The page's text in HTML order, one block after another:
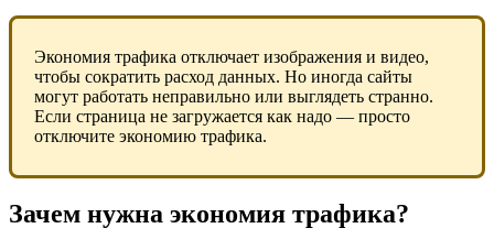
Экономия трафика отключает изображения и видео,
чтобы сократить расход данных. Но иногда сайты
могут работать неправильно или выглядеть странно.
Если страница не загружается как надо — просто
отключите экономию трафика.
Зачем нужна экономия трафика?